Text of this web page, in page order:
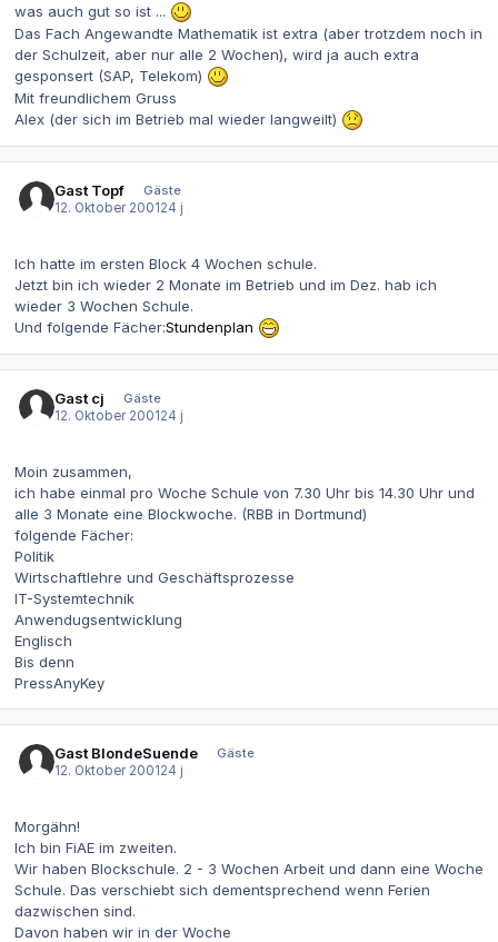
was auch gut so ist ...
Das Fach Angewandte Mathematik ist extra (aber trotzdem noch in
der Schulzeit, aber nur alle 2 Wochen), wird ja auch extra
gesponsert (SAP, Telekom)
Mit freundlichem Gruss
Alex (der sich im Betrieb mal wieder langweilt)
Gast Topf
Gäste
12. Oktober 2001 24 j
Ich hatte im ersten Block 4 Wochen schule.
Jetzt bin ich wieder 2 Monate im Betrieb und im Dez. hab ich
wieder 3 Wochen Schule.
Und folgende Fächer:Stundenplan
Gast cj
Gäste
12. Oktober 2001 24 j
Moin zusammen,
ich habe einmal pro Woche Schule von 7.30 Uhr bis 14.30 Uhr und
alle 3 Monate eine Blockwoche. (RBB in Dortmund)
folgende Fächer:
Politik
Wirtschaftlehre und Geschäftsprozesse
IT-Systemtechnik
Anwendugsentwicklung
Englisch
Bis denn
PressAnyKey
Gast BlondeSuende
Gäste
12. Oktober 2001 24 j
Morgähn!
Ich bin FiAE im zweiten.
Wir haben Blockschule. 2 - 3 Wochen Arbeit und dann eine Woche
Schule. Das verschiebt sich dementsprechend wenn Ferien
dazwischen sind.
Davon haben wir in der Woche